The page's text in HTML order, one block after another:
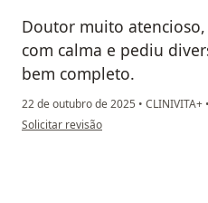
Doutor muito
com calma e pediu
bem completo.
22 de outubro de 2025 • CLINIVITA+ •
na opinião do utilizador Julio
Solicitar revisão